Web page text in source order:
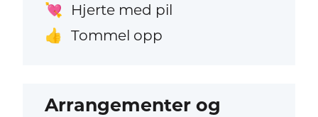
💘 Hjerte med pil
👍 Tommel opp
Arrangementer og